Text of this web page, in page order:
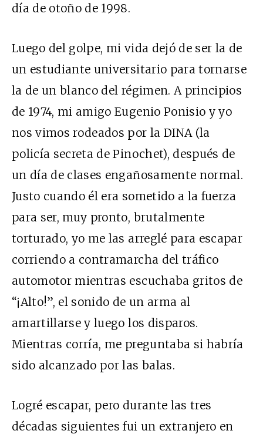
día de otoño de 1998.
Luego del golpe, mi vida dejó de ser la de
un estudiante universitario para tornarse
la de un blanco del régimen. A principios
de 1974, mi amigo Eugenio Ponisio y yo
nos vimos rodeados por la DINA (la
policía secreta de Pinochet), después de
un día de clases engañosamente normal.
Justo cuando él era sometido a la fuerza
para ser, muy pronto, brutalmente
torturado, yo me las arreglé para escapar
corriendo a contramarcha del tráfico
automotor mientras escuchaba gritos de
“¡Alto!”, el sonido de un arma al
amartillarse y luego los disparos.
Mientras corría, me preguntaba si habría
sido alcanzado por las balas.
Logré escapar, pero durante las tres
décadas siguientes fui un extranjero en